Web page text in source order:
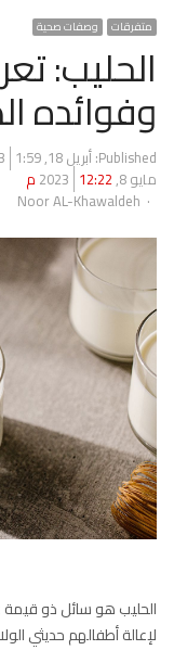
متفرقات وصفات صحية
الحليب:
وفوائده
Published: أبريل 18, 2023 1:59 م
مايو 8, 2023
12:22 م
Author
Noor AL-Khawaldeh
الحليب هو سائل ذو قيمة
لإعالة أطفالهم حديثي